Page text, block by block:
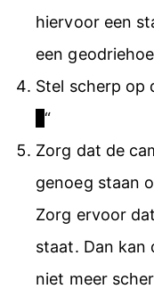
hiervoor een
een
Stel scherp op
“
Zorg dat de
genoeg staan
Zorg ervoor
staat. Dan kan
niet meer